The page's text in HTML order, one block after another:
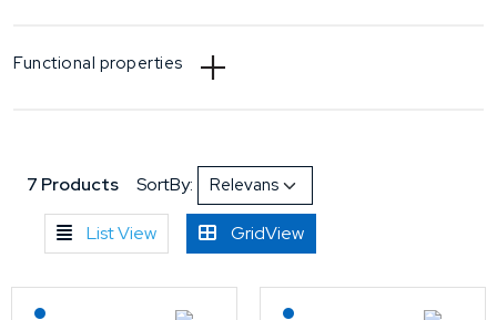
Functional properties
7 Products SortBy:
List View GridView
Lagerført: NEK Kabel Lagerført: NEK Kabel